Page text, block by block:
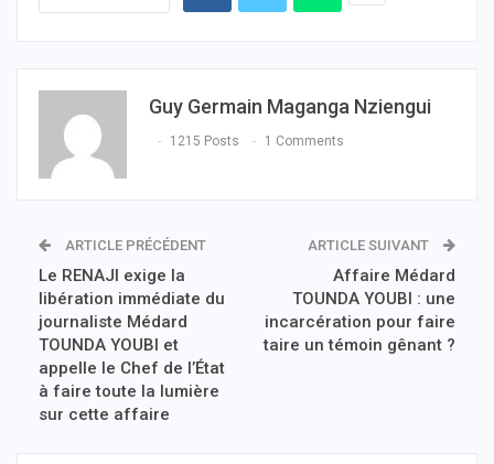
Guy Germain Maganga Nziengui
1215 Posts 1 Comments
ARTICLE PRÉCÉDENT
Le RENAJI exige la
libération immédiate du
journaliste Médard
TOUNDA YOUBI et
appelle le Chef de l’État
à faire toute la lumière
sur cette affaire
ARTICLE SUIVANT
Affaire Médard
TOUNDA YOUBI : une
incarcération pour faire
taire un témoin gênant ?